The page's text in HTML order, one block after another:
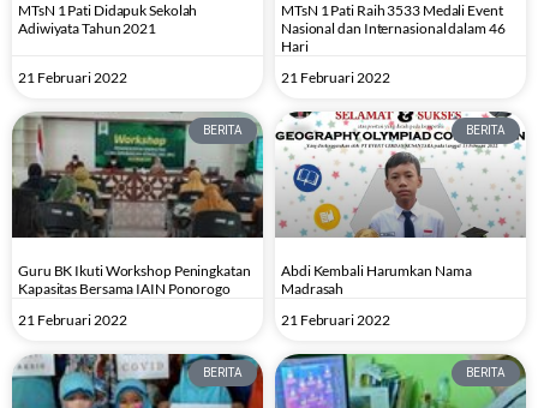
MTsN 1 Pati Didapuk Sekolah
Adiwiyata Tahun 2021
21 Februari 2022
MTsN 1 Pati Raih 3533 Medali Event
Nasional dan Internasional dalam 46
Hari
21 Februari 2022
BERITA
Guru BK Ikuti Workshop Peningkatan
Kapasitas Bersama IAIN Ponorogo
21 Februari 2022
BERITA
Abdi Kembali Harumkan Nama
Madrasah
21 Februari 2022
BERITA BERITA